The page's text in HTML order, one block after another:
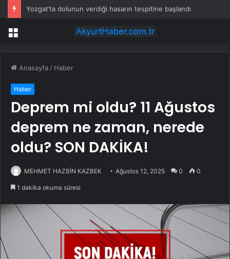
Yozgat’ta dolunun verdiği hasarın tespitine başlandı
Menü
Anasayfa / Haber
Haber
Deprem mi oldu? 11 Ağustos
deprem ne zaman, nerede
oldu? SON DAKİKA!
MEHMET HAZBİN KAZBEK Ağustos 12, 2025 0 0
1 dakika okuma süresi